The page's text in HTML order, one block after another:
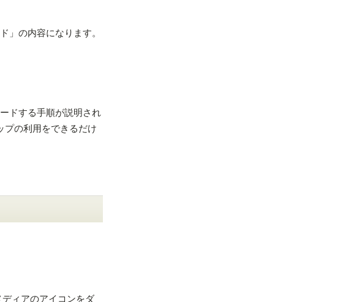
」の内容になります。
ドする手順が説明され
プの利用をできるだけ
ディアのアイコンをダ